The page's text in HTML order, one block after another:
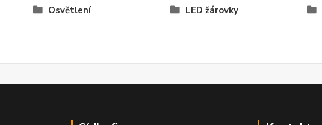
Osvětlení LED žárovky